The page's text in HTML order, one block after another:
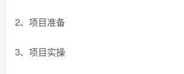
2、项目准备
3、项目实操